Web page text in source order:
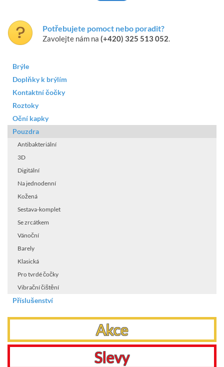
Potřebujete pomoct nebo poradit?
Zavolejte nám na (+420) 325 513 052.
Brýle
Doplňky k brýlím
Kontaktní čočky
Roztoky
Oční kapky
Pouzdra
Antibakteriální
3D
Digitální
Na jednodenní
Kožená
Sestava-komplet
Se zrcátkem
Vánoční
Barely
Klasická
Pro tvrdé čočky
Vibrační čištění
Příslušenství
Akce
Slevy